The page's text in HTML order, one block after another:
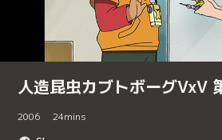
人造昆虫カブトボーグVxV
2006 24mins